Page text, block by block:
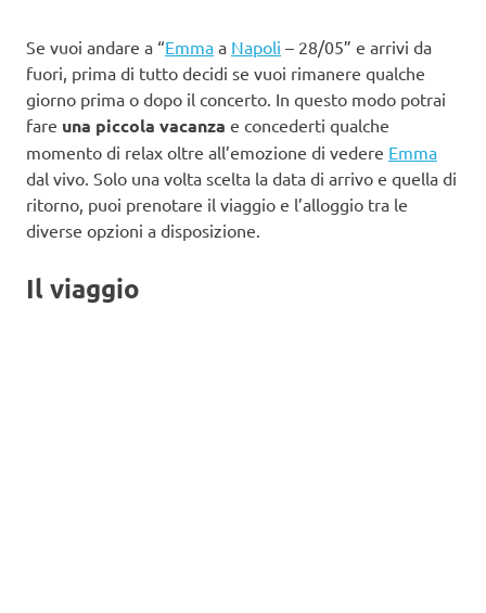
Se vuoi andare a “Emma a Napoli – 28/05” e arrivi da
fuori, prima di tutto decidi se vuoi rimanere qualche
giorno prima o dopo il concerto. In questo modo potrai
fare una piccola vacanza e concederti qualche
momento di relax oltre all’emozione di vedere Emma
dal vivo. Solo una volta scelta la data di arrivo e quella di
ritorno, puoi prenotare il viaggio e l’alloggio tra le
diverse opzioni a disposizione.
Il viaggio